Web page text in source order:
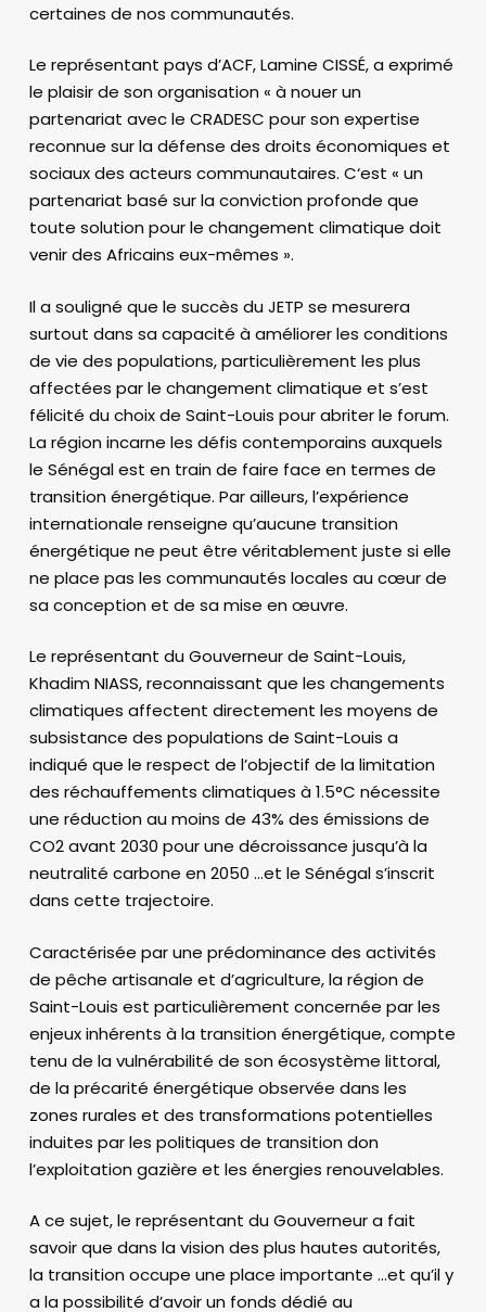
certaines de nos communautés.
Le représentant pays d’ACF, Lamine CISSÉ, a exprimé
le plaisir de son organisation « à nouer un
partenariat avec le CRADESC pour son expertise
reconnue sur la défense des droits économiques et
sociaux des acteurs communautaires. C‘est « un
partenariat basé sur la conviction profonde que
toute solution pour le changement climatique doit
venir des Africains eux-mêmes ».
Il a souligné que le succès du JETP se mesurera
surtout dans sa capacité à améliorer les conditions
de vie des populations, particulièrement les plus
affectées par le changement climatique et s’est
félicité du choix de Saint-Louis pour abriter le forum.
La région incarne les défis contemporains auxquels
le Sénégal est en train de faire face en termes de
transition énergétique. Par ailleurs, l’expérience
internationale renseigne qu’aucune transition
énergétique ne peut être véritablement juste si elle
ne place pas les communautés locales au cœur de
sa conception et de sa mise en œuvre.
Le représentant du Gouverneur de Saint-Louis,
Khadim NIASS, reconnaissant que les changements
climatiques affectent directement les moyens de
subsistance des populations de Saint-Louis a
indiqué que le respect de l’objectif de la limitation
des réchauffements climatiques à 1.5°C nécessite
une réduction au moins de 43% des émissions de
CO2 avant 2030 pour une décroissance jusqu’à la
neutralité carbone en 2050 …et le Sénégal s’inscrit
dans cette trajectoire.
Caractérisée par une prédominance des activités
de pêche artisanale et d’agriculture, la région de
Saint-Louis est particulièrement concernée par les
enjeux inhérents à la transition énergétique, compte
tenu de la vulnérabilité de son écosystème littoral,
de la précarité énergétique observée dans les
zones rurales et des transformations potentielles
induites par les politiques de transition don
l’exploitation gazière et les énergies renouvelables.
A ce sujet, le représentant du Gouverneur a fait
savoir que dans la vision des plus hautes autorités,
la transition occupe une place importante …et qu’il y
a la possibilité d’avoir un fonds dédié au